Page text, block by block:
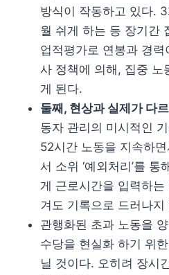
방식이 작동하고 있다.
월 쉬게 하는 등 장기간
업적평가로 연봉과 경
사 정책에 의해, 집중 노
게 된다.
둘째, 현상과 실제가 다
동자 관리의 미시적인
52시간 노동을 지속하
서 소위 ‘예외처리’를
게 근로시간을 입력하
겨도 기록으로 드러나지
관행화된 초과 노동을
수당을 현실화 하기 위
닐 것이다. 오히려 장시